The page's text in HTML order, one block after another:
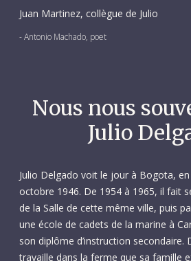
Juan Martinez, collègue de Julio
- Antonio Machado, poet
Nous nous
Julio
Julio Delgado voit le jour à Bogota,
octobre 1946. De 1954 à 1965, il fait
de la Salle de cette même ville, puis
une école de cadets de la marine à
son diplôme d’instruction secondaire.
travaille dans la ferme que sa famille